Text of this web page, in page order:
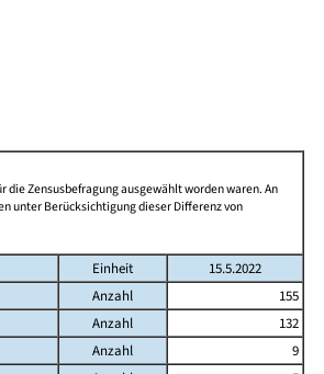
Zensusbefragung ausgewählt worden waren. An
unter Berücksichtigung dieser Differenz von
Einheit
15.5.2022
Anzahl
155
Anzahl
132
Anzahl
9